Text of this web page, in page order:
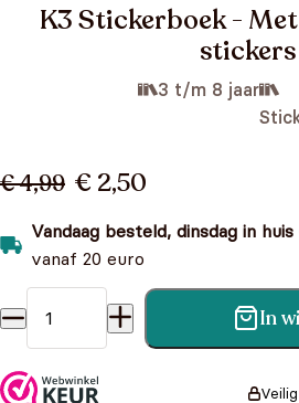
K3 Stickerboek -
stickers
3 t/m 8 jaar
€ 4,99 € 2,50
Vandaag besteld, dinsdag in huis
vanaf 20 euro
K3 Stickerboek - Met meer dan 70
In